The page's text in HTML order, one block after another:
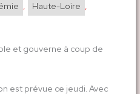
, Haute-Loire ,
et gouverne à coup de
est prévue ce jeudi. Avec